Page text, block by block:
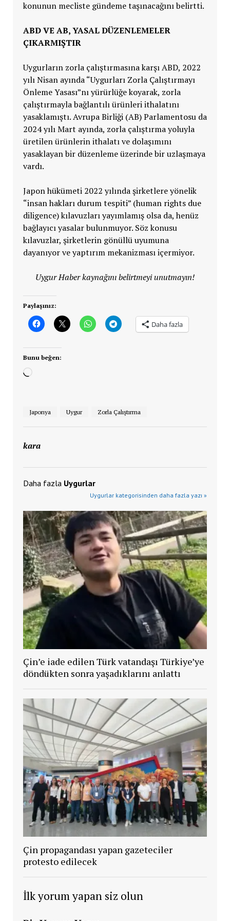
konunun mecliste gündeme taşınacağını belirtti.
ABD VE AB, YASAL DÜZENLEMELER
ÇIKARMIŞTIR
Uygurların zorla çalıştırmasına karşı ABD, 2022
yılı Nisan ayında “Uygurları Zorla Çalıştırmayı
Önleme Yasası”nı yürürlüğe koyarak, zorla
çalıştırmayla bağlantılı ürünleri ithalatını
yasaklamıştı. Avrupa Birliği (AB) Parlamentosu da
2024 yılı Mart ayında, zorla çalıştırma yoluyla
üretilen ürünlerin ithalatı ve dolaşımını
yasaklayan bir düzenleme üzerinde bir uzlaşmaya
vardı.
Japon hükümeti 2022 yılında şirketlere yönelik
“insan hakları durum tespiti” (human rights due
diligence) kılavuzları yayımlamış olsa da, henüz
bağlayıcı yasalar bulunmuyor. Söz konusu
kılavuzlar, şirketlerin gönüllü uyumuna
dayanıyor ve yaptırım mekanizması içermiyor.
Uygur Haber kaynağını belirtmeyi unutmayın!
Paylaşınız:
Daha fazla
Bunu beğen:
Yükleniyor...
Japonya Uygur Zorla Çalıştırma
kara
Daha fazla Uygurlar
Uygurlar kategorisinden daha fazla yazı »
Çin’e iade edilen Türk vatandaşı Türkiye’ye
döndükten sonra yaşadıklarını anlattı
Çin propagandası yapan gazeteciler
protesto edilecek
İlk yorum yapan siz olun